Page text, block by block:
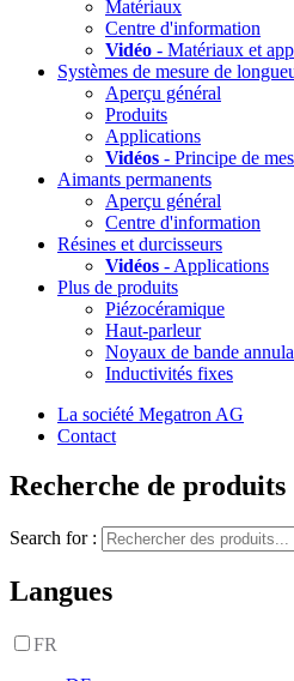
Matériaux
Centre d'information
Vidéo - Matériaux et
Systèmes de mesure de
Aperçu général
Produits
Applications
Vidéos - Principe de
Aimants permanents
Aperçu général
Centre d'information
Résines et durcisseurs
Vidéos - Applications
Plus de produits
Piézocéramique
Haut-parleur
Noyaux de bande
Inductivités fixes
La société Megatron AG
Contact
Recherche de produits
Search for :
Langues
FR